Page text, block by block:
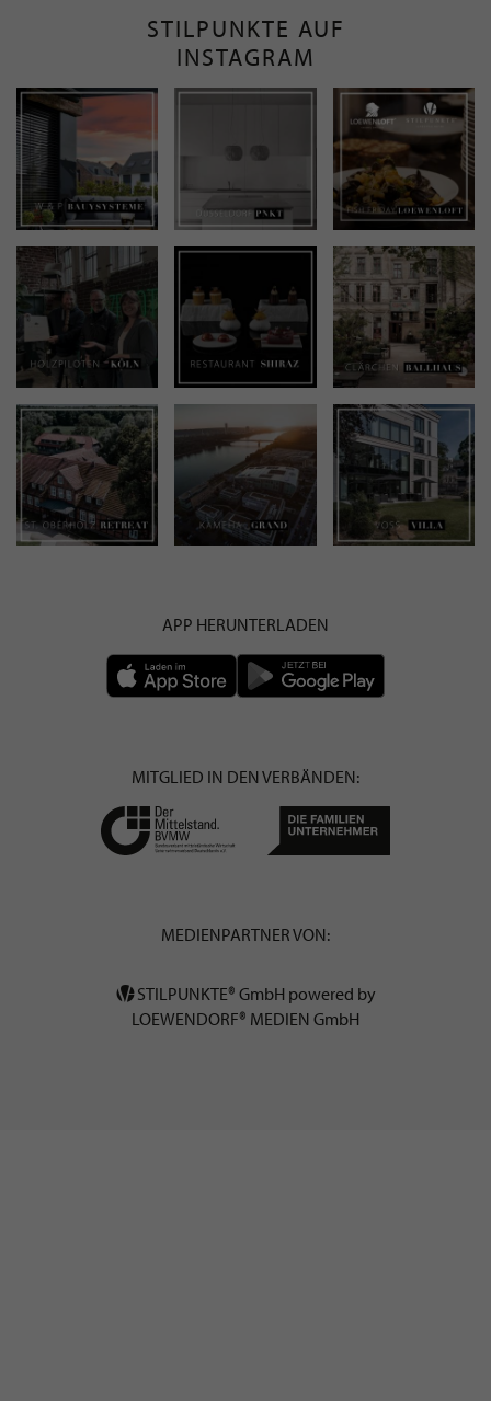
STILPUNKTE AUF
INSTAGRAM
APP HERUNTERLADEN
MITGLIED IN DEN VERBÄNDEN:
MEDIENPARTNER VON:
STILPUNKTE® GmbH powered by
LOEWENDORF® MEDIEN GmbH